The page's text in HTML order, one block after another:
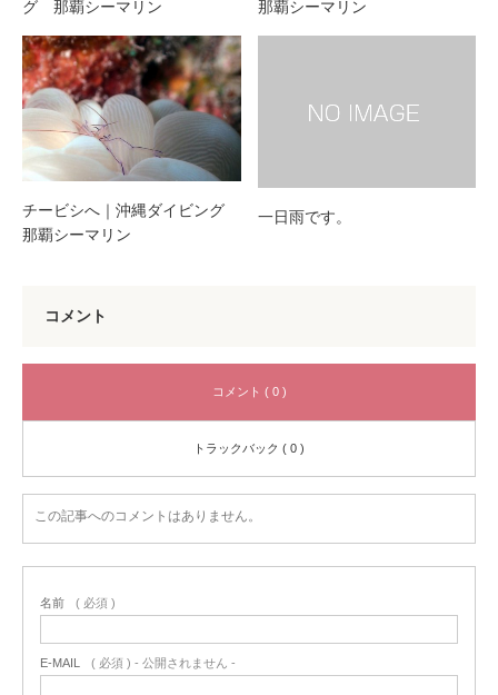
グ 那覇シーマリン 那覇シーマリン
チービシへ｜沖縄ダイビング
那覇シーマリン
一日雨です。
コメント
コメント ( 0 )
トラックバック ( 0 )
この記事へのコメントはありません。
名前 ( 必須 )
E-MAIL ( 必須 ) - 公開されません -